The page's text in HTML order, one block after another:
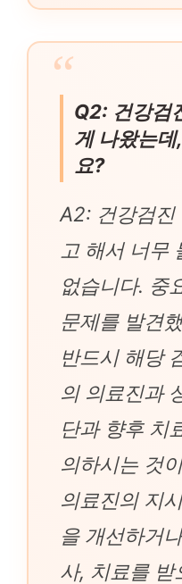
Q2: 건강검
게 나왔는
요?
A2: 건강검진
고 해서 너무
없습니다. 중
문제를 발견
반드시 해당
의 의료진과
단과 향후 치
의하시는 것
의료진의 지
을 개선하거
사, 치료를 받